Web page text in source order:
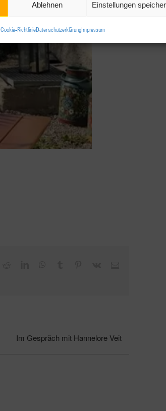
Ablehnen Einstellungen
Cookie-RichtlinieDatenschutzerklärungImpressum
Im Gespräch mit Hannelore Veit